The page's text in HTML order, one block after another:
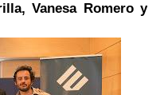
Vanesa Romero y